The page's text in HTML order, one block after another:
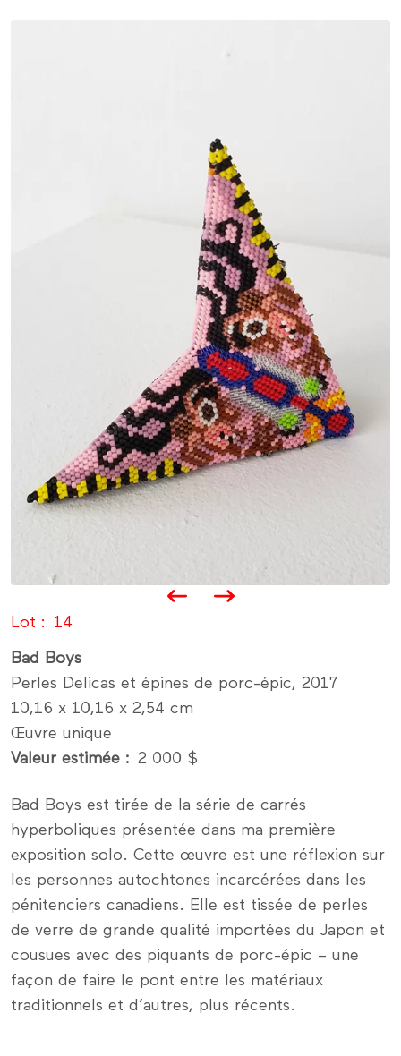
Lot 14
Bad Boys
Perles Delicas et épines de porc-épic, 2017
10,16 x 10,16 x 2,54 cm
Œuvre unique
Valeur estimée
2 000 $
Bad Boys est tirée de la série de carrés
hyperboliques présentée dans ma première
exposition solo. Cette œuvre est une réflexion sur
les personnes autochtones incarcérées dans les
pénitenciers canadiens. Elle est tissée de perles
de verre de grande qualité importées du Japon et
cousues avec des piquants de porc-épic – une
façon de faire le pont entre les matériaux
traditionnels et d’autres, plus récents.